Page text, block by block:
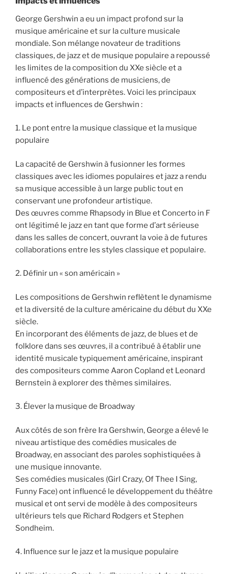
George Gershwin a eu un impact profond sur la
musique américaine et sur la culture musicale
mondiale. Son mélange novateur de traditions
classiques, de jazz et de musique populaire a repoussé
les limites de la composition du XXe siècle et a
influencé des générations de musiciens, de
compositeurs et d’interprètes. Voici les principaux
impacts et influences de Gershwin :
1. Le pont entre la musique classique et la musique
populaire
La capacité de Gershwin à fusionner les formes
classiques avec les idiomes populaires et jazz a rendu
sa musique accessible à un large public tout en
conservant une profondeur artistique.
Des œuvres comme Rhapsody in Blue et Concerto in F
ont légitimé le jazz en tant que forme d’art sérieuse
dans les salles de concert, ouvrant la voie à de futures
collaborations entre les styles classique et populaire.
2. Définir un « son américain »
Les compositions de Gershwin reflètent le dynamisme
et la diversité de la culture américaine du début du XXe
siècle.
En incorporant des éléments de jazz, de blues et de
folklore dans ses œuvres, il a contribué à établir une
identité musicale typiquement américaine, inspirant
des compositeurs comme Aaron Copland et Leonard
Bernstein à explorer des thèmes similaires.
3. Élever la musique de Broadway
Aux côtés de son frère Ira Gershwin, George a élevé le
niveau artistique des comédies musicales de
Broadway, en associant des paroles sophistiquées à
une musique innovante.
Ses comédies musicales (Girl Crazy, Of Thee I Sing,
Funny Face) ont influencé le développement du théâtre
musical et ont servi de modèle à des compositeurs
ultérieurs tels que Richard Rodgers et Stephen
Sondheim.
4. Influence sur le jazz et la musique populaire